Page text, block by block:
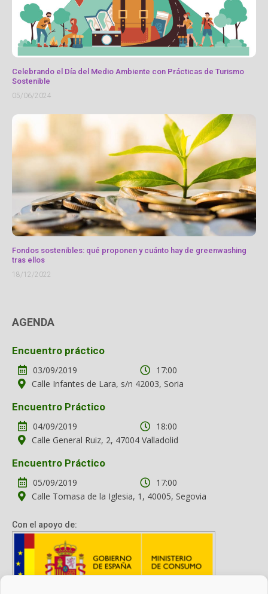
Celebrando el Día del Medio Ambiente con Prácticas de Turismo
Sostenible
05/06/2024
Fondos sostenibles: qué proponen y cuánto hay de greenwashing
tras ellos
18/12/2022
AGENDA
Encuentro práctico
03/09/2019
17:00
Calle Infantes de Lara, s/n 42003, Soria
Encuentro Práctico
04/09/2019
18:00
Calle General Ruiz, 2, 47004 Valladolid
Encuentro Práctico
05/09/2019
17:00
Calle Tomasa de la Iglesia, 1, 40005, Segovia
Con el apoyo de: